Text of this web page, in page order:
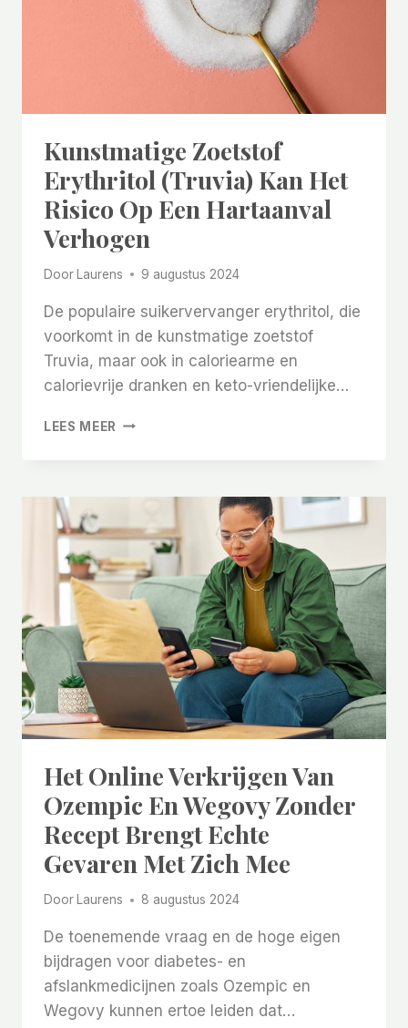
Kunstmatige Zoetstof
Erythritol (Truvia) Kan Het
Risico Op Een Hartaanval
Verhogen
Door Laurens 9 augustus 2024
De populaire suikervervanger erythritol, die
voorkomt in de kunstmatige zoetstof
Truvia, maar ook in caloriearme en
calorievrije dranken en keto-vriendelijke…
LEES MEER KUNSTMATIGE
KAN
RISICO
OP
EEN
HARTAANVAL
VERHOGEN
Het Online Verkrijgen Van
Ozempic En Wegovy Zonder
Recept Brengt Echte
Gevaren Met Zich Mee
Door Laurens 8 augustus 2024
De toenemende vraag en de hoge eigen
bijdragen voor diabetes- en
afslankmedicijnen zoals Ozempic en
Wegovy kunnen ertoe leiden dat…